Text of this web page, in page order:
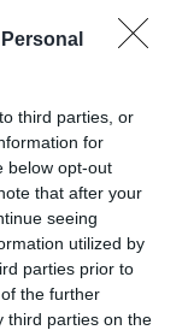
third parties, or
for
below opt-out
that after your
seeing
utilized by
parties prior to
the further
third parties on the
nálunk
találhatsz.